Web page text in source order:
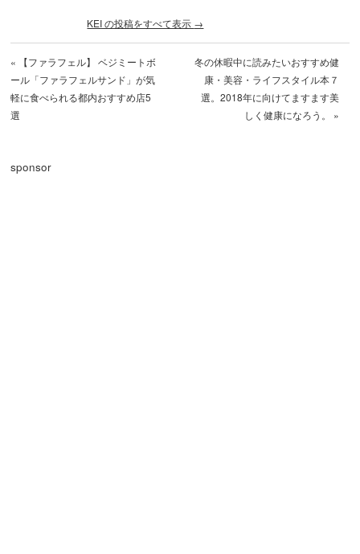
KEI の投稿をすべて表示 →
«
【ファラフェル】 ベジミートボ
ール「ファラフェルサンド」が気
軽に食べられる都内おすすめ店5
選
冬の休暇中に読みたいおすすめ健
康・美容・ライフスタイル本７
選。2018年に向けてますます美
しく健康になろう。
»
sponsor